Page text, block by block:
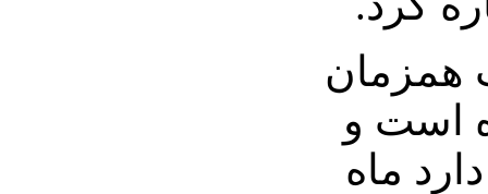
همزمان
است و
ماه